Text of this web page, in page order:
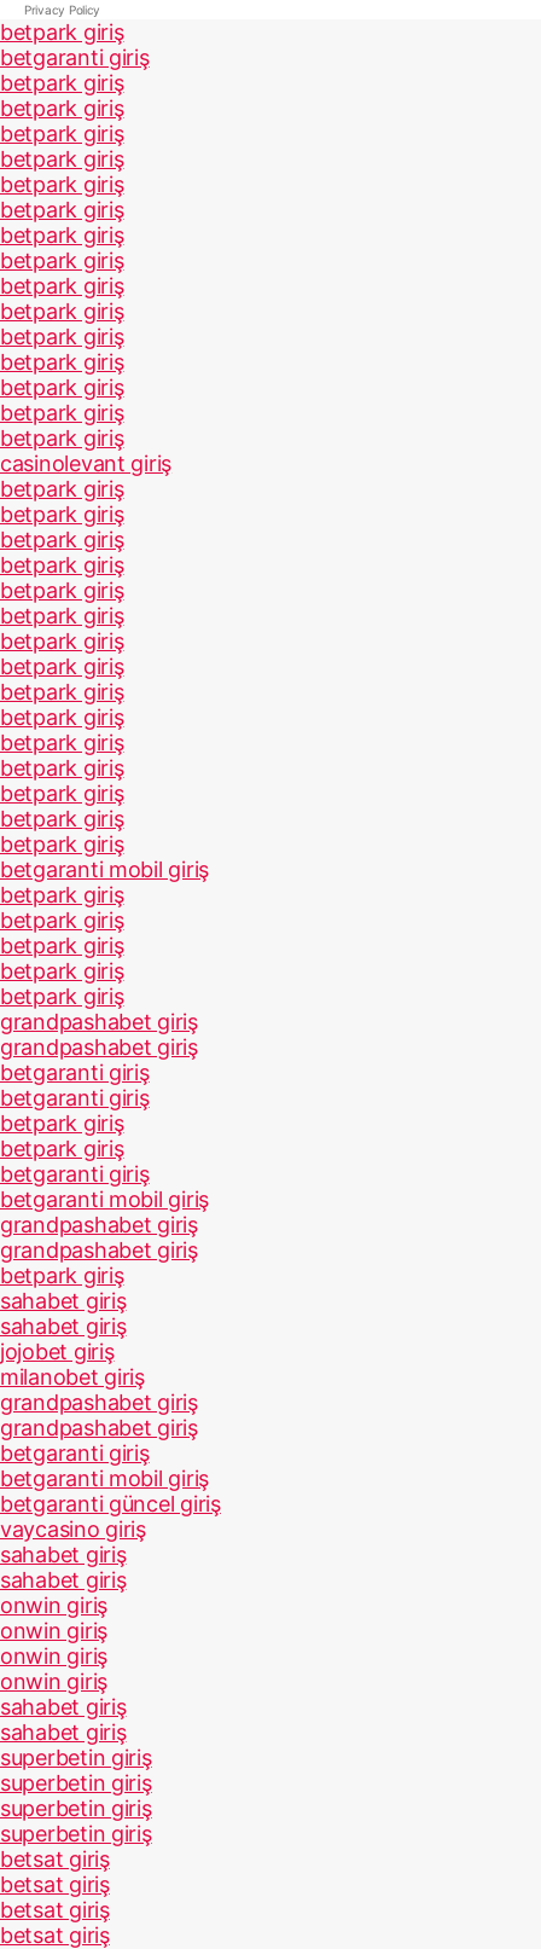
Privacy Policy
betpark giriş
betgaranti giriş
betpark giriş
betpark giriş
betpark giriş
betpark giriş
betpark giriş
betpark giriş
betpark giriş
betpark giriş
betpark giriş
betpark giriş
betpark giriş
betpark giriş
betpark giriş
betpark giriş
betpark giriş
casinolevant giriş
betpark giriş
betpark giriş
betpark giriş
betpark giriş
betpark giriş
betpark giriş
betpark giriş
betpark giriş
betpark giriş
betpark giriş
betpark giriş
betpark giriş
betpark giriş
betpark giriş
betpark giriş
betgaranti mobil giriş
betpark giriş
betpark giriş
betpark giriş
betpark giriş
betpark giriş
grandpashabet giriş
grandpashabet giriş
betgaranti giriş
betgaranti giriş
betpark giriş
betpark giriş
betgaranti giriş
betgaranti mobil giriş
grandpashabet giriş
grandpashabet giriş
betpark giriş
sahabet giriş
sahabet giriş
jojobet giriş
milanobet giriş
grandpashabet giriş
grandpashabet giriş
betgaranti giriş
betgaranti mobil giriş
betgaranti güncel giriş
vaycasino giriş
sahabet giriş
sahabet giriş
onwin giriş
onwin giriş
onwin giriş
onwin giriş
sahabet giriş
sahabet giriş
superbetin giriş
superbetin giriş
superbetin giriş
superbetin giriş
betsat giriş
betsat giriş
betsat giriş
betsat giriş